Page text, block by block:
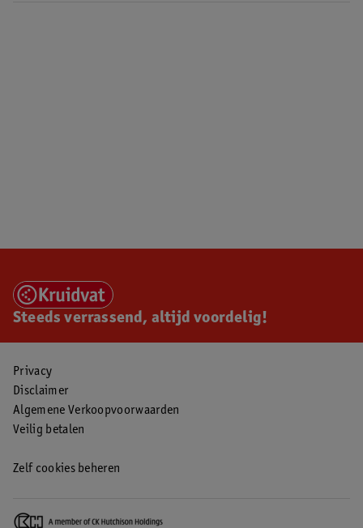
Steeds verrassend, altijd voordelig!
Privacy
Disclaimer
Algemene Verkoopvoorwaarden
Veilig betalen
Zelf cookies beheren